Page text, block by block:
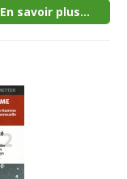
En savoir plus...